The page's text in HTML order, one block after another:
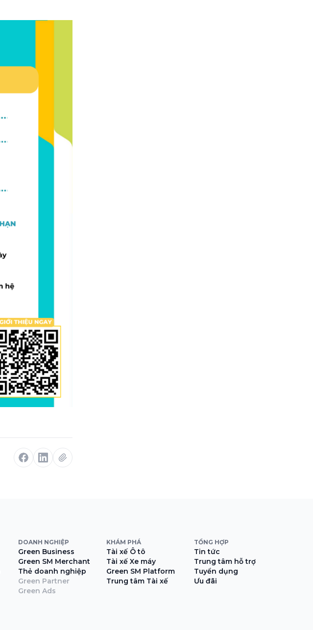
DOANH NGHIỆP
Green Business
Green SM Merchant
Thẻ doanh nghiệp
Green Partner
Green Ads
KHÁM PHÁ
Tài xế Ô tô
Tài xế Xe máy
Green SM Platform
Trung tâm Tài xế
TỔNG HỢP
Tin tức
Trung tâm hỗ trợ
Tuyển dụng
Ưu đãi